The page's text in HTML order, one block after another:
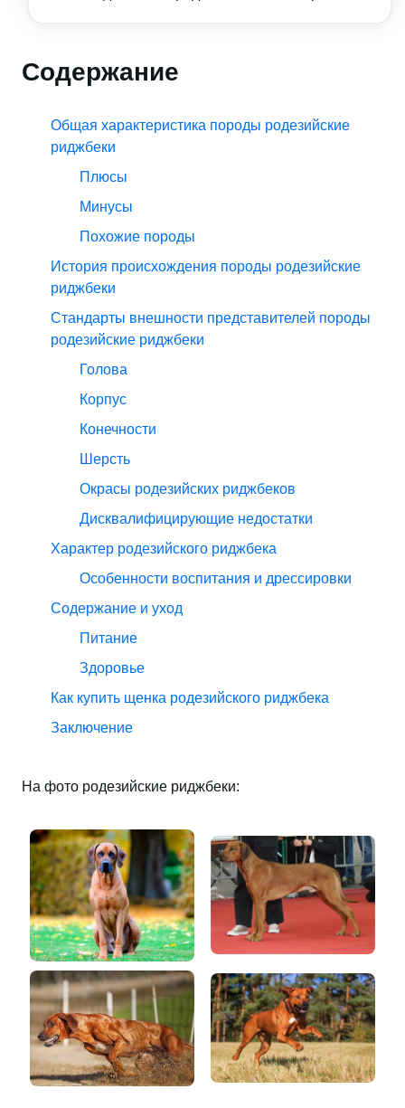
Содержание
Общая характеристика породы родезийские
риджбеки
Плюсы
Минусы
Похожие породы
История происхождения породы родезийские
риджбеки
Стандарты внешности представителей породы
родезийские риджбеки
Голова
Корпус
Конечности
Шерсть
Окрасы родезийских риджбеков
Дисквалифицирующие недостатки
Характер родезийского риджбека
Особенности воспитания и дрессировки
Содержание и уход
Питание
Здоровье
Как купить щенка родезийского риджбека
Заключение
На фото родезийские риджбеки: